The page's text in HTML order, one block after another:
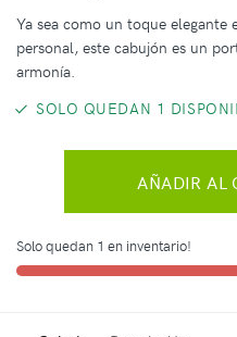
Ya sea como un toque
personal, este cabujón es un
armonía.
SOLO QUEDAN 1
AÑADIR AL
Solo quedan 1 en inventario!